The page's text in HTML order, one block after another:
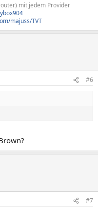
mit jedem Provider
majuss/TVT
#6
#7